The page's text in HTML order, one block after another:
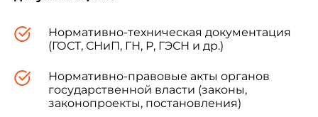
Нормативно-техническая документация
(ГОСТ, СНиП, ГН, Р, ГЭСН и др.)
Нормативно-правовые акты органов
государственной власти (законы,
законопроекты, постановления)